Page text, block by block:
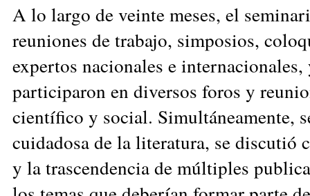
A lo largo de veinte meses, el
reuniones de trabajo, simposios,
expertos nacionales e
participaron en diversos foros y
científico y social. Simultáneamente,
cuidadosa de la literatura, se discutió
y la trascendencia de múltiples